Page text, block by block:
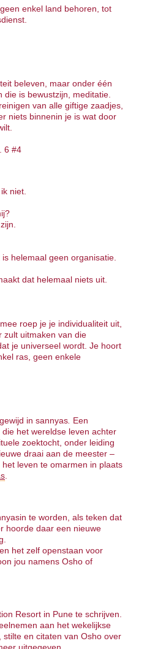
enkel land behoren, tot
beleven, maar onder één
is bewustzijn, meditatie.
van alle giftige zaadjes,
niets binnenin je is wat door
6 #4
niet.
helemaal geen organisatie.
dat helemaal niets uit.
roep je je individualiteit uit,
zult uitmaken van die
je universeel wordt. Je hoort
ras, geen enkele
in sannyas Een
het wereldse leven achter
zoektocht, onder leiding
draai aan de meester –
leven te omarmen in plaats
te worden, als teken dat
hoorde daar een nieuwe
het zelf openstaan voor
jou namens Osho of
Resort in Pune te schrijven.
aan het wekelijkse
stilte en citaten van Osho over
uitgegeven.